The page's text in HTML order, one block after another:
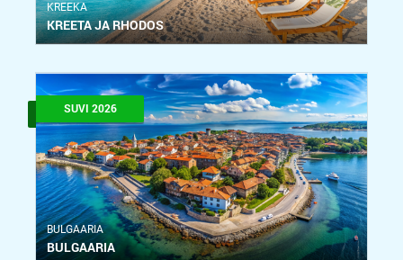
KREEKA
KREETA JA RHODOS
SUVI 2026
BULGAARIA
BULGAARIA